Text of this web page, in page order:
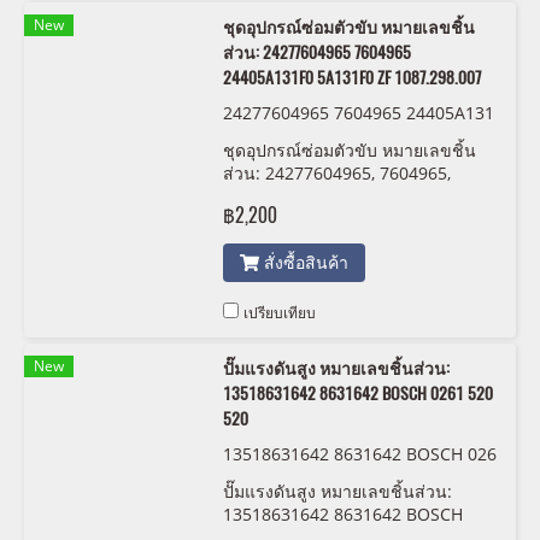
New
ชุดอุปกรณ์ซ่อมตัวขับ หมายเลขชิ้น
ส่วน: 24277604965 7604965
24405A131F0 5A131F0 ZF 1087.298.007
24277604965 7604965 24405A131
F0 5A131F0 ZF 1087 298 007:009
ชุดอุปกรณ์ซ่อมตัวขับ หมายเลขชิ้น
ส่วน: 24277604965, 7604965,
1087.298.007
฿2,200
สั่งซื้อสินค้า
เปรียบเทียบ
New
ปั๊มแรงดันสูง หมายเลขชิ้นส่วน:
13518631642 8631642 BOSCH 0261 520
520
13518631642 8631642 BOSCH 026
1 520 520
ปั๊มแรงดันสูง หมายเลขชิ้นส่วน:
13518631642 8631642 BOSCH